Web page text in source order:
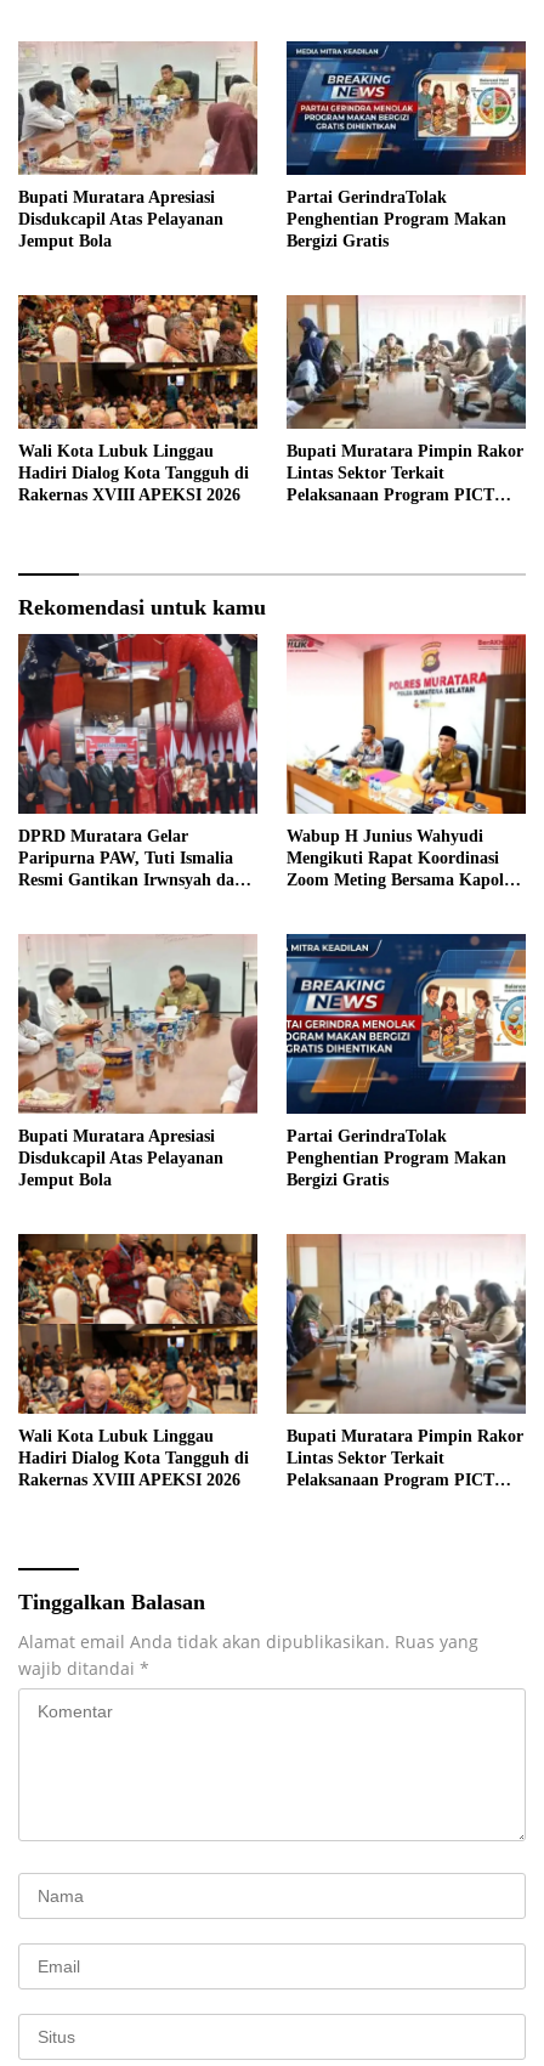
Bupati Muratara Apresiasi
Disdukcapil Atas Pelayanan
Jemput Bola
Partai GerindraTolak
Penghentian Program Makan
Bergizi Gratis
Wali Kota Lubuk Linggau
Hadiri Dialog Kota Tangguh di
Rakernas XVIII APEKSI 2026
Bupati Muratara Pimpin Rakor
Lintas Sektor Terkait
Pelaksanaan Program PICT
Rekomendasi untuk kamu
DPRD Muratara Gelar
Paripurna PAW, Tuti Ismalia
Resmi Gantikan Irwnsyah dari
Wabup H Junius Wahyudi
Mengikuti Rapat Koordinasi
Zoom Meting Bersama Kapolres
Bupati Muratara Apresiasi
Disdukcapil Atas Pelayanan
Jemput Bola
Partai GerindraTolak
Penghentian Program Makan
Bergizi Gratis
Wali Kota Lubuk Linggau
Hadiri Dialog Kota Tangguh di
Rakernas XVIII APEKSI 2026
Bupati Muratara Pimpin Rakor
Lintas Sektor Terkait
Pelaksanaan Program PICT
Tinggalkan Balasan
Alamat email Anda tidak akan dipublikasikan. Ruas yang
wajib ditandai *